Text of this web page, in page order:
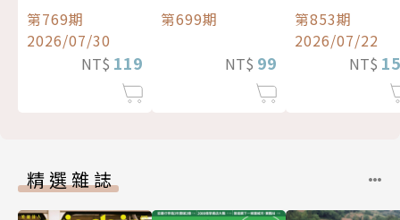
第769期
2026/07/30
NT$ 119
第699期
NT$ 99
第853期
2026/07/22
NT$
精選雜誌